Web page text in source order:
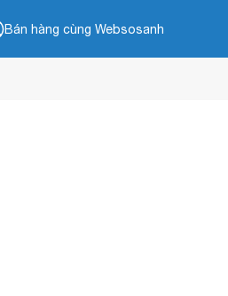
Bán hàng cùng Websosanh